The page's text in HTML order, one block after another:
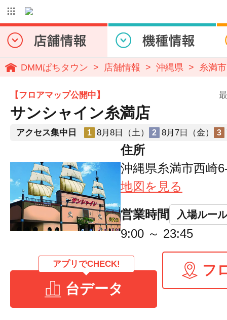
DMMぱちタウン 店舗情報 沖縄県 糸満市
【フロアマップ公開中】
サンシャイン糸満店
アクセス集中日 1 8月8日（土） 2 8月7日（金） 3
住所
沖縄県糸満市西崎
地図を見る
営業時間 入場ルール
9:00 ～ 23:45
アプリでCHECK!
台データ
フ